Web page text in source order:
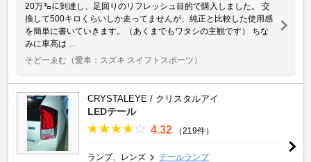
20万㌔に到達し、足回りのリフレッシュ目的で購入しました。 交
換して500キロくらいしか走ってませんが、純正と比較した使用感
を簡単に書いていきます。（あくまでもワタシの主観です） ちな
みに車高は ...
そどーゑむ （愛車：スズキ スイフトスポーツ）
CRYSTALEYE / クリスタルアイ
LEDテール
4.32 （219件）
ランプ、レンズ テールランプ